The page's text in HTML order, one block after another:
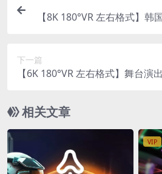
【8K 180°VR 左右格式】韩
下一篇
【6K 180°VR 左右格式】舞台演
相关文章
VIP